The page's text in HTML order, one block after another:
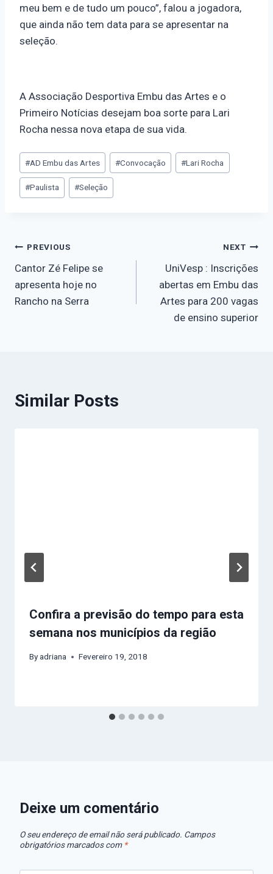
meu bem e de tudo um pouco”, falou a jogadora,
que ainda não tem data para se apresentar na
seleção.
A Associação Desportiva Embu das Artes e o
Primeiro Notícias desejam boa sorte para Lari
Rocha nessa nova etapa de sua vida.
#AD Embu das Artes #Convocação #Lari Rocha
#Paulista #Seleção
PREVIOUS
Cantor Zé Felipe se
apresenta hoje no
Rancho na Serra
NEXT
UniVesp : Inscrições
abertas em Embu das
Artes para 200 vagas
de ensino superior
Similar Posts
Confira a previsão do tempo para esta
semana nos municípios da região
Byadriana Fevereiro 19, 2018
Deixe um comentário
O seu endereço de email não será publicado. Campos
obrigatórios marcados com *